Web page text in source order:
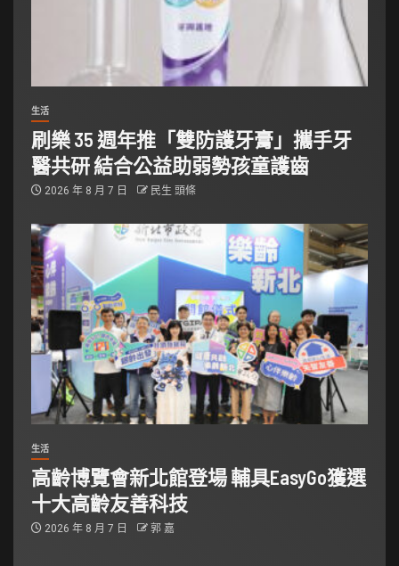
生活
刷樂 35 週年推「雙防護牙膏」攜手牙
醫共研 結合公益助弱勢孩童護齒
2026 年 8 月 7 日 民生 頭條
生活
高齡博覽會新北館登場 輔具EasyGo獲選
十大高齡友善科技
2026 年 8 月 7 日 郭 嘉